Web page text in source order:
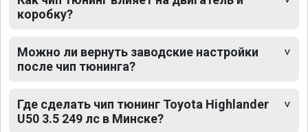
коробку?
Можно ли вернуть заводские настройки
после чип тюнинга?
Где сделать чип тюнинг Toyota Highlander
U50 3.5 249 лс в Минске?